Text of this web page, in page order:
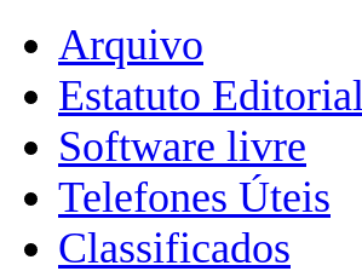
Arquivo
Estatuto Editorial
Software livre
Telefones Úteis
Classificados